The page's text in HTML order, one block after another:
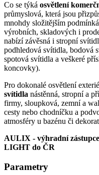
Co se týká osvětlení
průmyslová, která jsou
mnohdy složitějším
výrobních, skladových i
nabízí závěsná i stropní
podhledová svítidla, bodová
spotová svítidla a veškeré
koncovky).
Pro dokonalé osvětlení
svítidla nástěnná, stropní a
firmy, sloupková, zemní a
cesty nebo chodníčku a
atmosféry u bazénu či
AULIX - výhradní
LIGHT do ČR
Parametry